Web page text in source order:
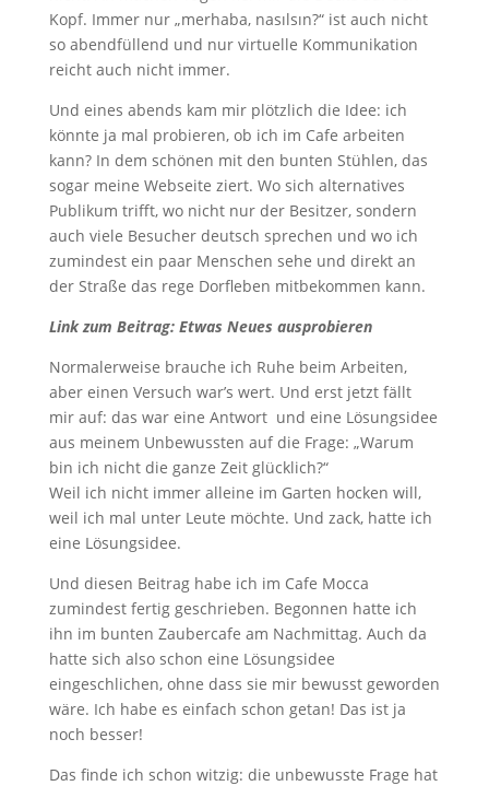
Kopf. Immer nur „merhaba, nasılsın?“ ist auch nicht
so abendfüllend und nur virtuelle Kommunikation
reicht auch nicht immer.
Und eines abends kam mir plötzlich die Idee: ich
könnte ja mal probieren, ob ich im Cafe arbeiten
kann? In dem schönen mit den bunten Stühlen, das
sogar meine Webseite ziert. Wo sich alternatives
Publikum trifft, wo nicht nur der Besitzer, sondern
auch viele Besucher deutsch sprechen und wo ich
zumindest ein paar Menschen sehe und direkt an
der Straße das rege Dorfleben mitbekommen kann.
Link zum Beitrag: Etwas Neues ausprobieren
Normalerweise brauche ich Ruhe beim Arbeiten,
aber einen Versuch war’s wert. Und erst jetzt fällt
mir auf: das war eine Antwort und eine Lösungsidee
aus meinem Unbewussten auf die Frage: „Warum
bin ich nicht die ganze Zeit glücklich?“
Weil ich nicht immer alleine im Garten hocken will,
weil ich mal unter Leute möchte. Und zack, hatte ich
eine Lösungsidee.
Und diesen Beitrag habe ich im Cafe Mocca
zumindest fertig geschrieben. Begonnen hatte ich
ihn im bunten Zaubercafe am Nachmittag. Auch da
hatte sich also schon eine Lösungsidee
eingeschlichen, ohne dass sie mir bewusst geworden
wäre. Ich habe es einfach schon getan! Das ist ja
noch besser!
Das finde ich schon witzig: die unbewusste Frage hat